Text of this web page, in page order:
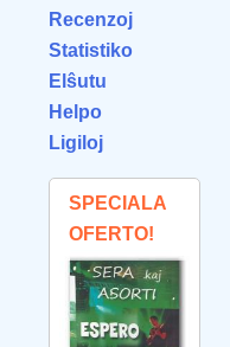
Recenzoj
Statistiko
Elŝutu
Helpo
Ligiloj
SPECIALA
OFERTO!